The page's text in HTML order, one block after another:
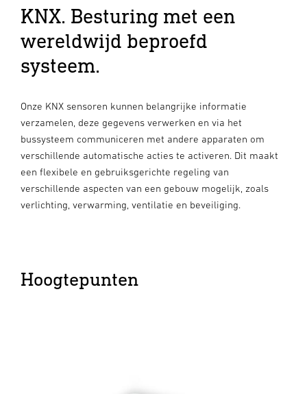
KNX. Besturing met een
wereldwijd beproefd
systeem.
Onze KNX sensoren kunnen belangrijke informatie
verzamelen, deze gegevens verwerken en via het
bussysteem communiceren met andere apparaten om
verschillende automatische acties te activeren. Dit maakt
een flexibele en gebruiksgerichte regeling van
verschillende aspecten van een gebouw mogelijk, zoals
verlichting, verwarming, ventilatie en beveiliging.
Hoogtepunten